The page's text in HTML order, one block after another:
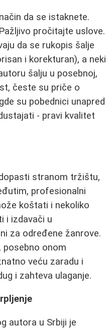
da se istaknete.
pročitajte uslove.
da se rukopis šalje
i korekturan), a neki
šalju u posebnoj,
česte su priče o
su pobednici unapred
- pravi kvalitet
stranom tržištu,
profesionalni
koštati i nekoliko
i izdavači u
za određene žanrove.
onom
veću zaradu i
i zahteva ulaganje.
autora u Srbiji je